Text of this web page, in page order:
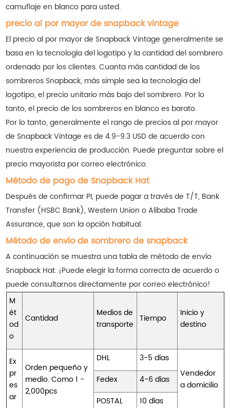
camuflaje en blanco para usted.
precio al por mayor de snapback vintage
El precio al por mayor de Snapback Vintage generalmente se
basa en la tecnología del logotipo y la cantidad del sombrero
ordenado por los clientes. Cuanta más cantidad de los
sombreros Snapback, más simple sea la tecnología del
logotipo, el precio unitario más bajo del sombrero. Por lo
tanto, el precio de los sombreros en blanco es barato.
Por lo tanto, generalmente el rango de precios al por mayor
de Snapback Vintage es de 4.9-9.3 USD de acuerdo con
nuestra experiencia de producción. Puede preguntar sobre el
precio mayorista por correo electrónico.
Método de pago de Snapback Hat
Después de confirmar PI, puede pagar a través de T/T, Bank
Transfer (HSBC Bank), Western Union o Alibaba Trade
Assurance, que son la opción habitual.
Método de envío de sombrero de snapback
A continuación se muestra una tabla de método de envío
Snapback Hat. ¡Puede elegir la forma correcta de acuerdo o
puede consultarnos directamente por correo electrónico!
M
ét
od
o
Cantidad
Medios de
transporte
Tiempo
Inicio y
destino
Ex
pr
es
ar
Orden pequeño y
medio. Como 1 -
2,000pcs
DHL
3-5 días
Vendedor
a domicilio
Fedex
4-6 días
POSTAL
10 días